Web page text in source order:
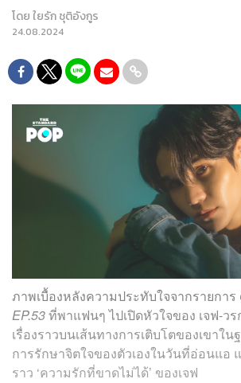
โดยใยรัก ชุติอังกูร
24.08.2024
ภาพเบื้องหลังความประทับใจจากรายการ
EP.53ที่พาแฟนๆ ไปเปิดหัวใจของ เจฟ-ว
เรื่องราวบนเส้นทางการเติบโตของเขาใ
การรักษาจิตใจของตัวเองในวันที่อ่อนแอ
ราว ‘ความรักที่ขาดไม่ได้’ ของเจฟ